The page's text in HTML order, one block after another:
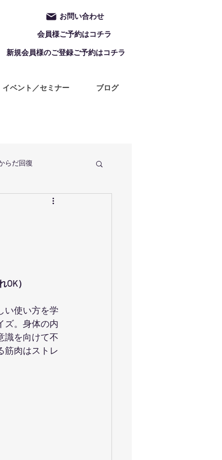
お問い合わせ
会員様ご予約はコチラ
新規会員様のご登録ご予約はコチラ
イベント／セミナー ブログ
らだ回復
ZUMBA
花見満開
）
い使い方を学
ズ。身体の内
識を向けて不
筋肉はストレ